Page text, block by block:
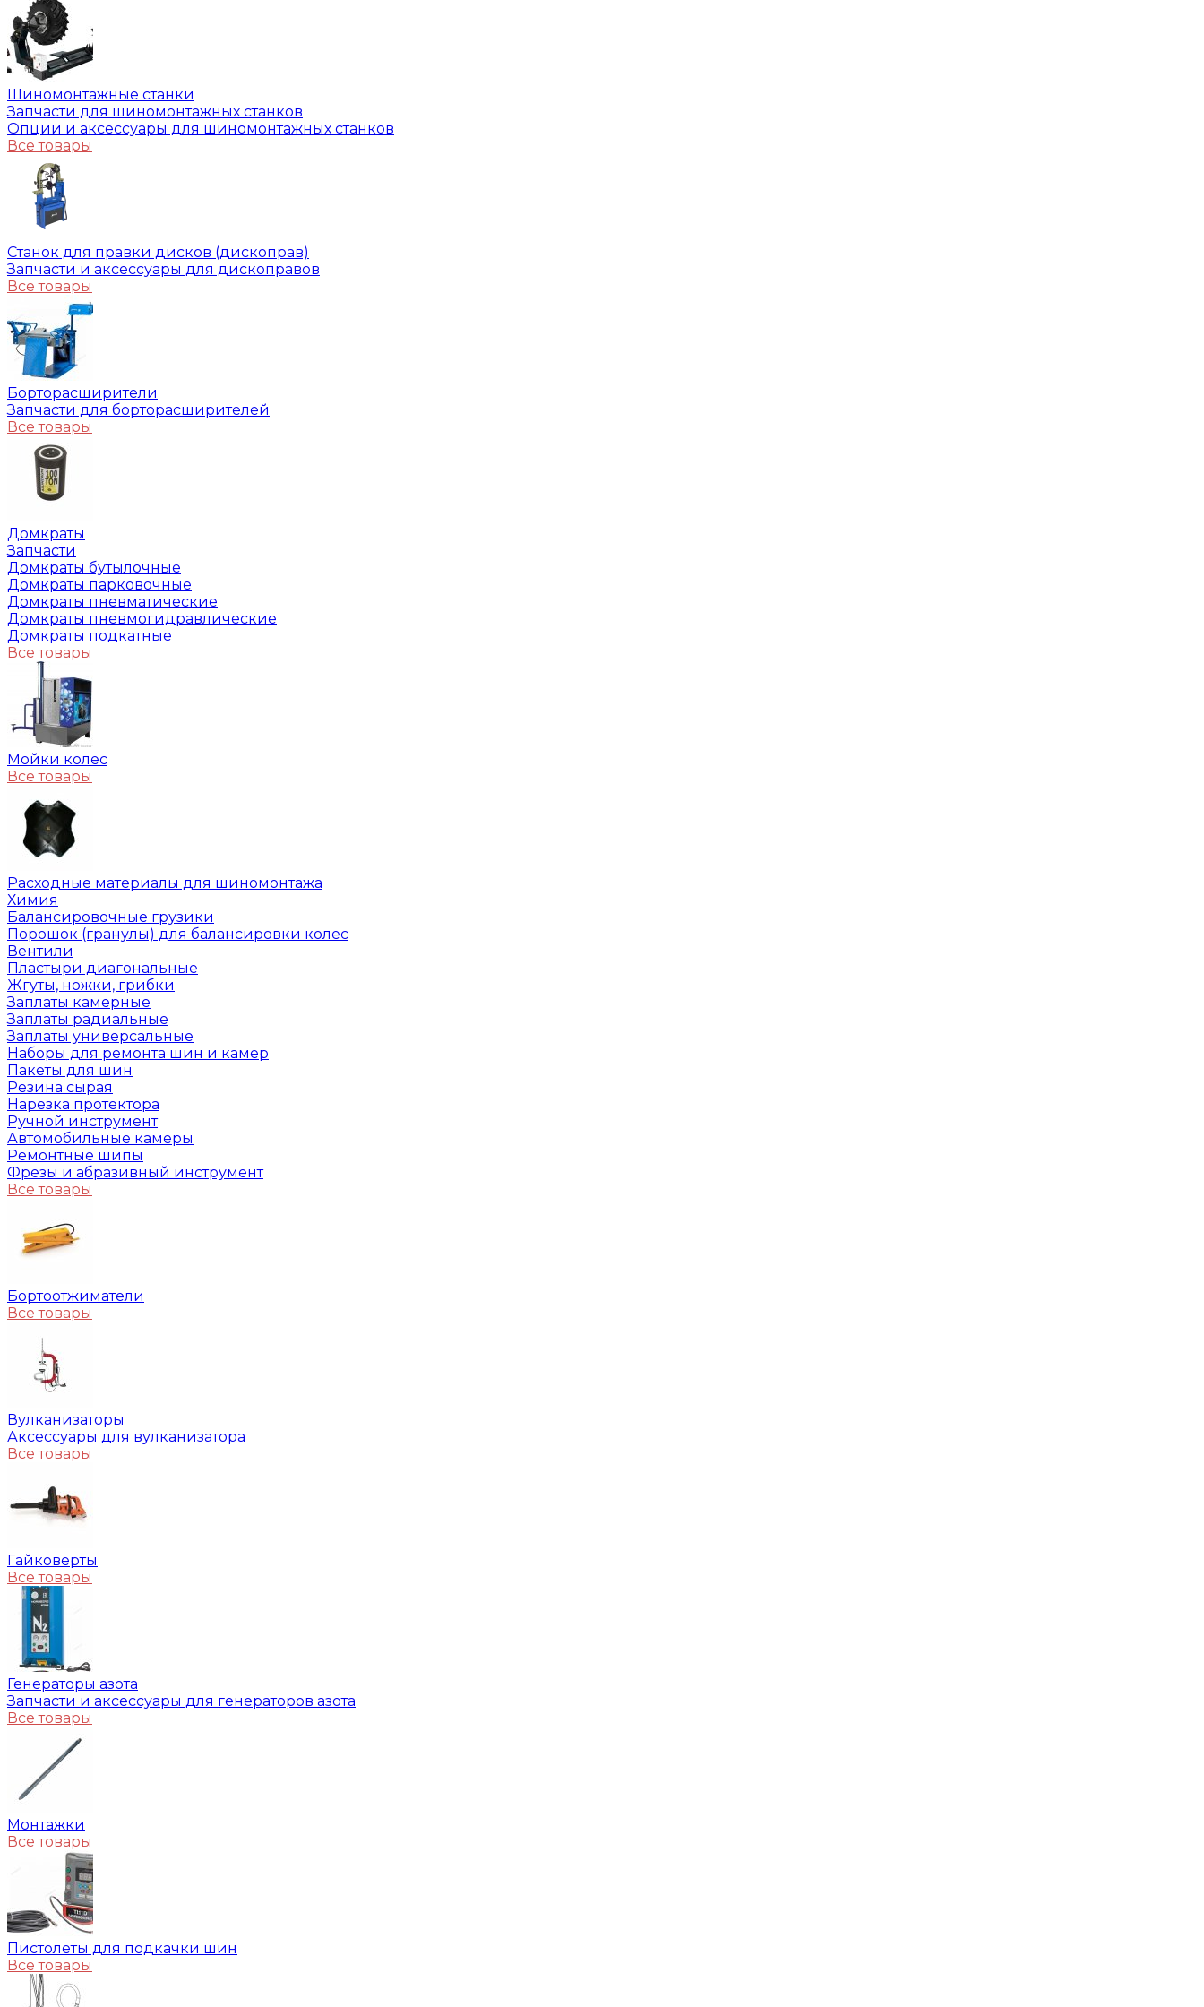
Шиномонтажные станки
Запчасти для шиномонтажных станков
Опции и аксессуары для шиномонтажных станков
Все товары
Станок для правки дисков (дископрав)
Запчасти и аксессуары для дископравов
Все товары
Борторасширители
Запчасти для борторасширителей
Все товары
Домкраты
Запчасти
Домкраты бутылочные
Домкраты парковочные
Домкраты пневматические
Домкраты пневмогидравлические
Домкраты подкатные
Все товары
Мойки колес
Все товары
Расходные материалы для шиномонтажа
Химия
Балансировочные грузики
Порошок (гранулы) для балансировки колес
Вентили
Пластыри диагональные
Жгуты, ножки, грибки
Заплаты камерные
Заплаты радиальные
Заплаты универсальные
Наборы для ремонта шин и камер
Пакеты для шин
Резина сырая
Нарезка протектора
Ручной инструмент
Автомобильные камеры
Ремонтные шипы
Фрезы и абразивный инструмент
Все товары
Бортоотжиматели
Все товары
Вулканизаторы
Аксессуары для вулканизатора
Все товары
Гайковерты
Все товары
Генераторы азота
Запчасти и аксессуары для генераторов азота
Все товары
Монтажки
Все товары
Пистолеты для подкачки шин
Все товары